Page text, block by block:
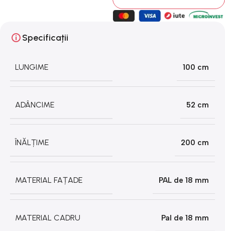
Specificații
LUNGIME 100 cm
ADÂNCIME 52 cm
ÎNĂLȚIME 200 cm
MATERIAL FAȚADE PAL de 18 mm
MATERIAL CADRU Pal de 18 mm